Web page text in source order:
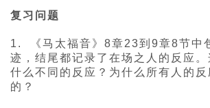
复习问题
1. 《马太福音》8章23到9章8节中
迹，结尾都记录了在场之人的反应
什么不同的反应？为什么所有人的反
的？